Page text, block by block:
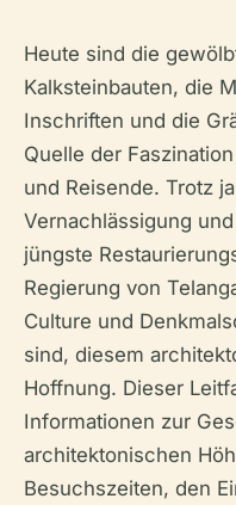
Heute sind die
Kalksteinbauten, die
Inschriften und die
Quelle der
und Reisende. Trotz
Vernachlässigung
jüngste
Regierung von
Culture und
sind, diesem
Hoffnung. Dieser
Informationen zur
architektonischen
Besuchszeiten, den